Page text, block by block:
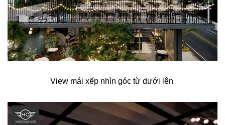
View mái xếp nhìn góc từ dưới lên